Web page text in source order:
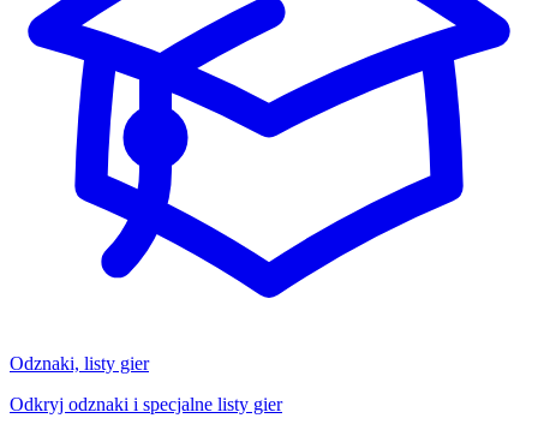
Odznaki, listy gier
Odkryj odznaki i specjalne listy gier